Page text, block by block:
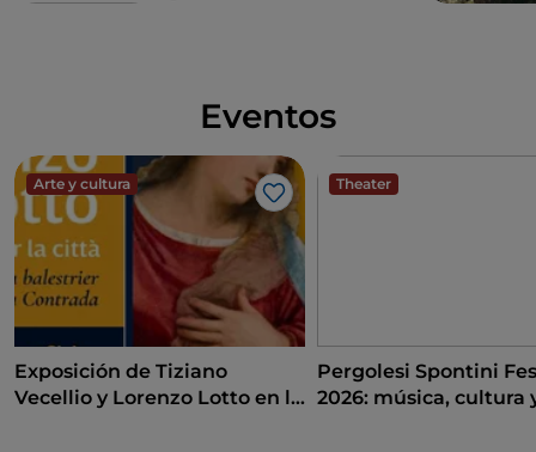
Eventos
Arte y cultura
Me gusta
Exposición de Tiziano
Vecellio y Lorenzo Lotto en la
Theater
Pergolesi Spontini
2026: música, cultura